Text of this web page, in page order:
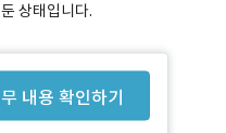
내용 확인하기
상태입니다.